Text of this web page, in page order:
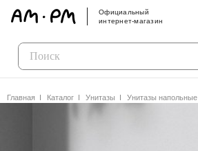
Официальный
интернет-магазин
Главная Каталог Унитазы Унитазы напольные